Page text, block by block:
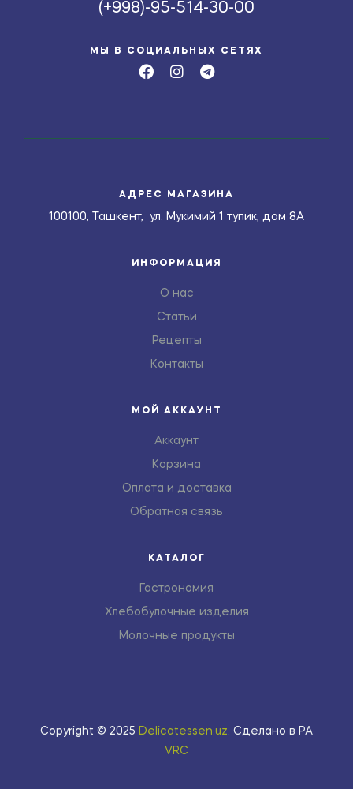
(+998)-95-514-30-00
МЫ В СОЦИАЛЬНЫХ СЕТЯХ
АДРЕС МАГАЗИНА
100100, Ташкент, ул. Мукимий 1 тупик, дом 8А
ИНФОРМАЦИЯ
О нас
Статьи
Рецепты
Контакты
МОЙ АККАУНТ
Аккаунт
Корзина
Оплата и доставка
Обратная связь
КАТАЛОГ
Гастрономия
Хлебобулочные изделия
Молочные продукты
Copyright © 2025 Delicatessen.uz. Сделано в РА
VRC